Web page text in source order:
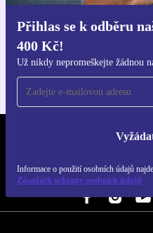
Přihlas se k odběru
400 Kč!
Už nikdy nepromeškejte žádnou
Informace o použití osobních údajů
Zásadách ochrany osobních údajů
Stáhni
REFURBED